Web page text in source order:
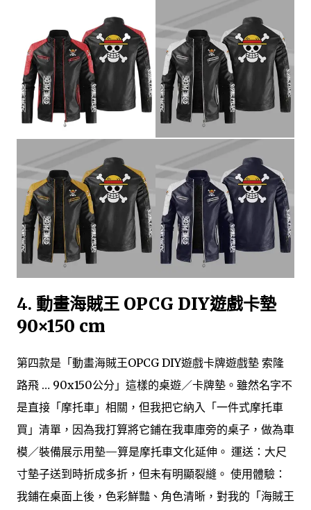
4. 動畫海賊王 OPCG DIY遊戲卡墊
90×150 cm
第四款是「動畫海賊王OPCG DIY遊戲卡牌遊戲墊 索隆
路飛 … 90x150公分」這樣的桌遊／卡牌墊。雖然名字不
是直接「摩托車」相關，但我把它納入「一件式摩托車
買」清單，因為我打算將它鋪在我車庫旁的桌子，做為車
模／裝備展示用墊—算是摩托車文化延伸。 運送：大尺
寸墊子送到時折成多折，但未有明顯裂縫。 使用體驗：
我鋪在桌面上後，色彩鮮豔、角色清晰，對我的「海賊王